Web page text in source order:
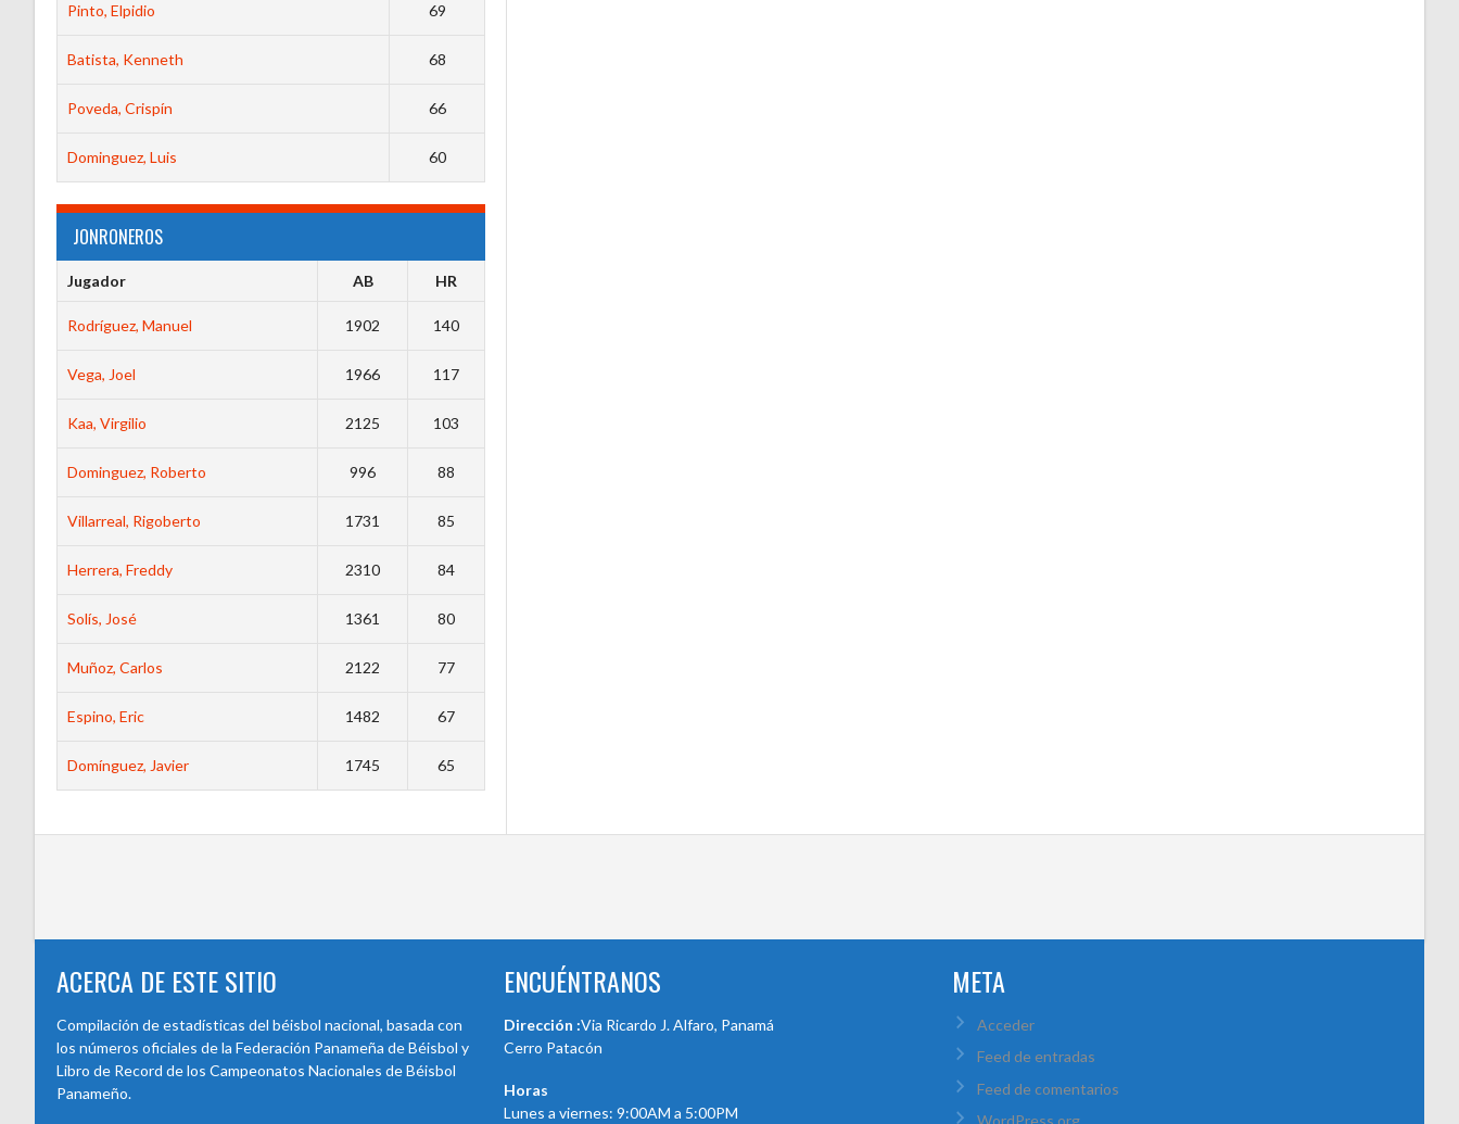
Pinto, Elpidio 69
Batista, Kenneth 68
Poveda, Crispín 66
Dominguez, Luis 60
JONRONEROS
Jugador AB HR
Rodríguez, Manuel 1902 140
Vega, Joel 1966 117
Kaa, Virgilio 2125 103
Dominguez, Roberto 996 88
Villarreal, Rigoberto 1731 85
Herrera, Freddy 2310 84
Solís, José 1361 80
Muñoz, Carlos 2122 77
Espino, Eric 1482 67
Domínguez, Javier 1745 65
ACERCA DE ESTE SITIO
Compilación de estadísticas del béisbol nacional, basada con
los números oficiales de la Federación Panameña de Béisbol y
Libro de Record de los Campeonatos Nacionales de Béisbol
Panameño.
ENCUÉNTRANOS
Dirección :Via Ricardo J. Alfaro, Panamá
Cerro Patacón
Horas
Lunes a viernes: 9:00AM a 5:00PM
META
Acceder
Feed de entradas
Feed de comentarios